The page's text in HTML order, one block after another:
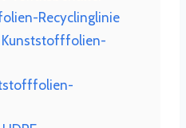
Recyclinglinie